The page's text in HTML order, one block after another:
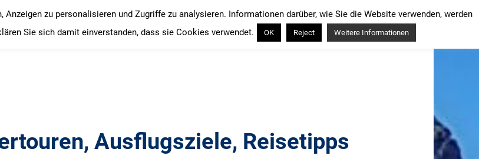
Ausflugsziele, Reisetipps
zu personalisieren und Zugriffe zu analysieren. Informationen darüber, wie Sie die Website verwenden, werden
Sie sich damit einverstanden, dass sie Cookies verwendet.
OK Reject Weitere Informationen